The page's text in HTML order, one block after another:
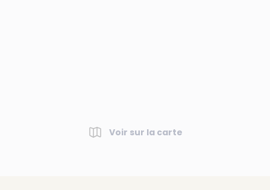
Voir sur la carte